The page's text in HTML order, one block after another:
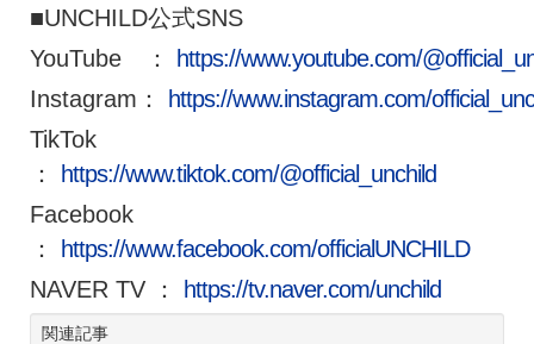
■UNCHILD公式SNS
YouTube ： https://www.youtube.com/
Instagram： https://www.instagram.com/
TikTok
： https://www.tiktok.com/@official_unchild
Facebook
： https://www.facebook.com/officialUNCHILD
NAVER TV ： https://tv.naver.com/unchild
関連記事